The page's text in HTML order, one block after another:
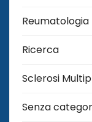
Reumatologia
Ricerca
Sclerosi
Senza